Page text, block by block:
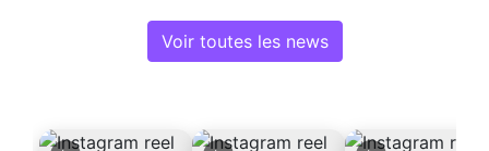
Voir toutes les news